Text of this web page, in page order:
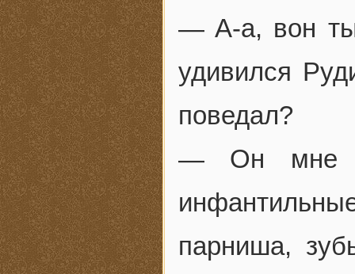
— A-а, вон
удивился
поведал?
— Он мне
парниша,